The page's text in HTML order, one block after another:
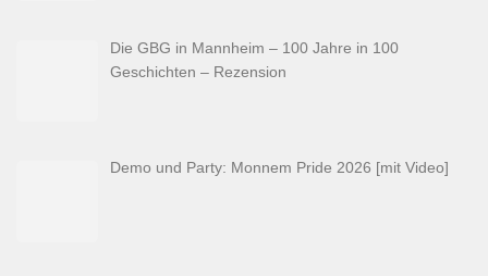
Die GBG in Mannheim – 100 Jahre in 100
Geschichten – Rezension
Demo und Party: Monnem Pride 2026 [mit Video]